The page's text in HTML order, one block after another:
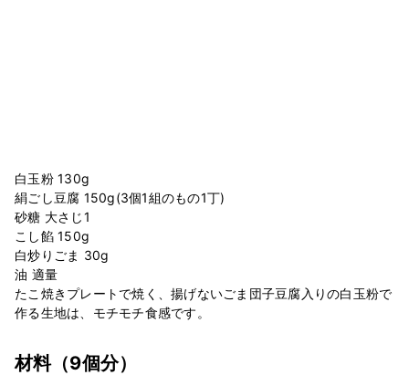
白玉粉 130g
絹ごし豆腐 150g(3個1組のもの1丁)
砂糖 大さじ1
こし餡 150g
白炒りごま 30g
油 適量
たこ焼きプレートで焼く、揚げないごま団子豆腐入りの白玉粉で
作る生地は、モチモチ食感です。
材料（9個分）